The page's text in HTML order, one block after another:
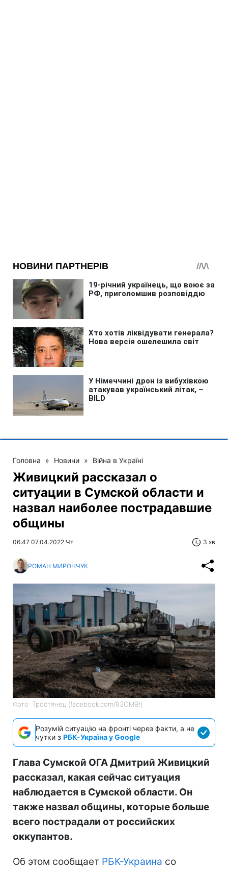
Головна » Новини » Війна в Україні
Живицкий рассказал о
ситуации в Сумской области и
назвал наиболее пострадавшие
общины
06:47 07.04.2022 Чт 3 хв
РОМАН МИРОНЧУК
Фото: Тростянец (facebook.com/93OMBr)
Розумій ситуацію на фронті через факти, а не
чутки з РБК-Україна у Google
Глава Сумской ОГА Дмитрий Живицкий
рассказал, какая сейчас ситуация
наблюдается в Сумской области. Он
также назвал общины, которые больше
всего пострадали от российских
оккупантов.
Об этом сообщает РБК-Украина со